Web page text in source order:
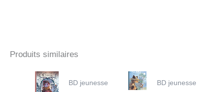
Produits similaires
BD jeunesse BD jeunesse